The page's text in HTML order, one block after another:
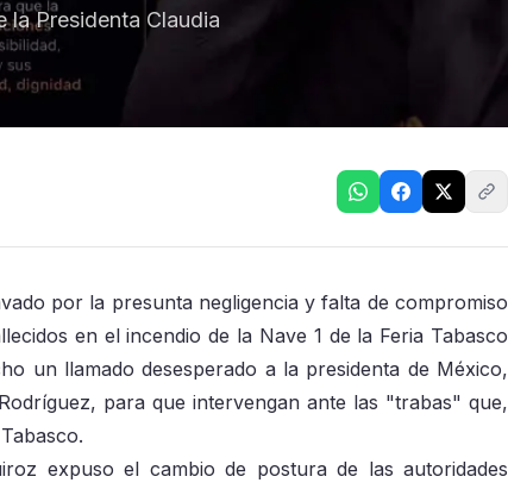
Presidenta Claudia
por la presunta negligencia y falta de compromiso
en el incendio de la Nave 1 de la Feria Tabasco
un llamado desesperado a la presidenta de México,
para que intervengan ante las "trabas" que,
expuso el cambio de postura de las autoridades